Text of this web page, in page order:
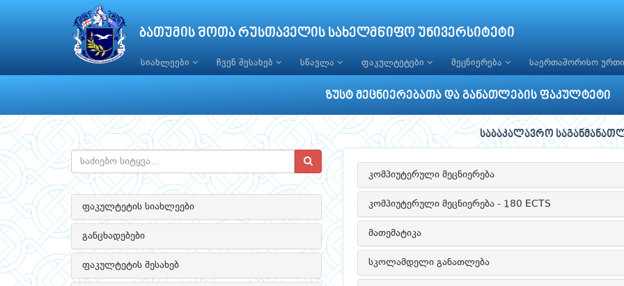
ბათუმის შოთა რუსთაველის სახელმწიფო უნივერსიტეტი
სიახლეები ჩვენ შესახებ სწავლა ფაკულტეტები მეცნიერება საერთაშორისო
ზუსტ მეცნიერებათა და განათლების ფაკულტეტი
ფაკულტეტის სიახლეები
განცხადებები
ფაკულტეტის შესახებ
საბაკალავრო
კომპიუტერული მეცნიერება
კომპიუტერული მეცნიერება - 180 ECTS
მათემატიკა
სკოლამდელი განათლება